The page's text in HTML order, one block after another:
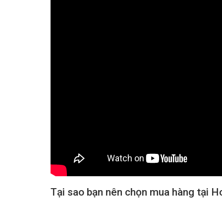
Tại sao bạn nên chọn mua hàng tại